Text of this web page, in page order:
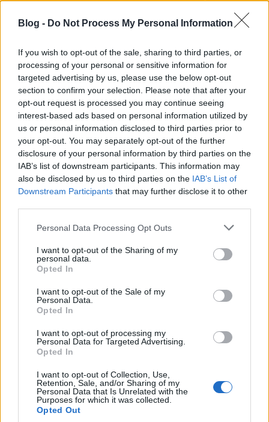
Blog - Do Not Process My Personal Information
If you wish to opt-out of the sale, sharing to third parties, or
processing of your personal or sensitive information for
targeted advertising by us, please use the below opt-out
section to confirm your selection. Please note that after your
opt-out request is processed you may continue seeing
interest-based ads based on personal information utilized by
us or personal information disclosed to third parties prior to
your opt-out. You may separately opt-out of the further
disclosure of your personal information by third parties on the
IAB’s list of downstream participants. This information may
also be disclosed by us to third parties on the IAB’s List of
Downstream Participants that may further disclose it to other
Please note that this website/app uses one or more Google
not limited to your visit or usage behaviour. You may click to
grant or deny consent to Google and its third-party tags to
use your data for below specified purposes in below Google
consent section.
Personal Data Processing Opt Outs
I want to opt-out of the Sharing of my
personal data.
Opted In
I want to opt-out of the Sale of my
Personal Data.
Opted In
I want to opt-out of processing my
Personal Data for Targeted Advertising.
Opted In
I want to opt-out of Collection, Use,
Retention, Sale, and/or Sharing of my
Personal Data that Is Unrelated with the
Purposes for which it was collected.
Opted Out
munkatársaként ismerik, de az elmúlt években
meghatározó dobosa lett a nemzetközi free jazz és
noise színtérnek. Improvizált már Jim Jarmuschsal,
Thurston Moore-ral, Bill Goulddal és Marshall
Allennel. A Merzbow-val és Mats Gustaffsonnal
közös projektje…
A Twin Peaks paraarca zenében is
csak fura tud lenni
• 2020. március 05.
A Tűnj el című filmből és a Twin Peaks harmadik
évadából ismert, általában gonosztevőket játszó